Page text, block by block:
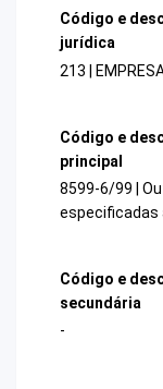
Código e
jurídica
213 |
Código e
principal
8599-6/99 |
Código e
secundária
-